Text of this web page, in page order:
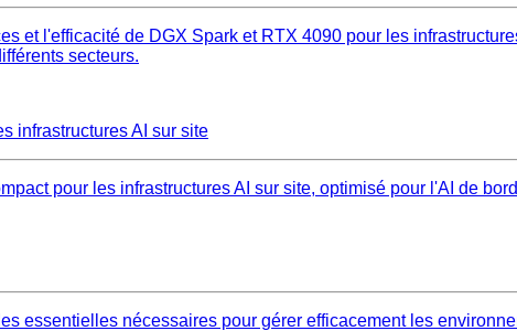
et l'efficacité de DGX Spark et RTX 4090 pour les
secteurs.
infrastructures AI sur site
pour les infrastructures AI sur site, optimisé pour l'AI de
essentielles nécessaires pour gérer efficacement les